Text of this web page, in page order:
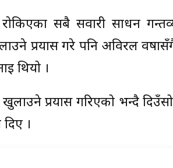
सबै सवारी साधन
प्रयास गरे पनि अविरल
थियो ।
प्रयास गरिएको भन्दै
।